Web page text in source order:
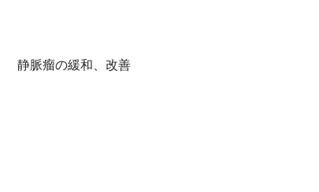
静脈瘤の緩和、改善